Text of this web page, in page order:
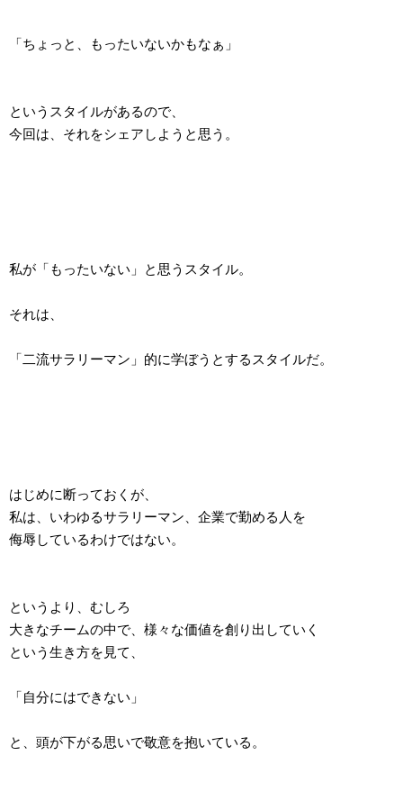
「ちょっと、もったいないかもなぁ」
というスタイルがあるので、
今回は、それをシェアしようと思う。
私が「もったいない」と思うスタイル。
それは、
「二流サラリーマン」的に学ぼうとするスタイルだ。
はじめに断っておくが、
私は、いわゆるサラリーマン、企業で勤める人を
侮辱しているわけではない。
というより、むしろ
大きなチームの中で、様々な価値を創り出していく
という生き方を見て、
「自分にはできない」
と、頭が下がる思いで敬意を抱いている。